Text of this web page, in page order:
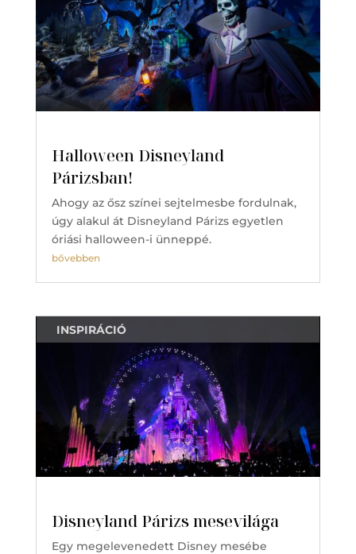
Halloween Disneyland
Párizsban!
Ahogy az ősz színei sejtelmesbe fordulnak,
úgy alakul át Disneyland Párizs egyetlen
óriási halloween-i ünneppé.
bővebben
Disneyland Párizs mesevilága
INSPIRÁCIÓ
Egy megelevenedett Disney mesébe